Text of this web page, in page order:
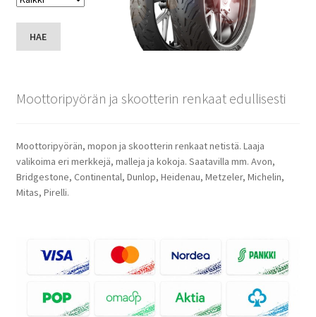
HAE
Moottoripyörän ja skootterin renkaat edullisesti
Moottoripyörän, mopon ja skootterin renkaat netistä. Laaja
valikoima eri merkkejä, malleja ja kokoja. Saatavilla mm. Avon,
Bridgestone, Continental, Dunlop, Heidenau, Metzeler, Michelin,
Mitas, Pirelli.